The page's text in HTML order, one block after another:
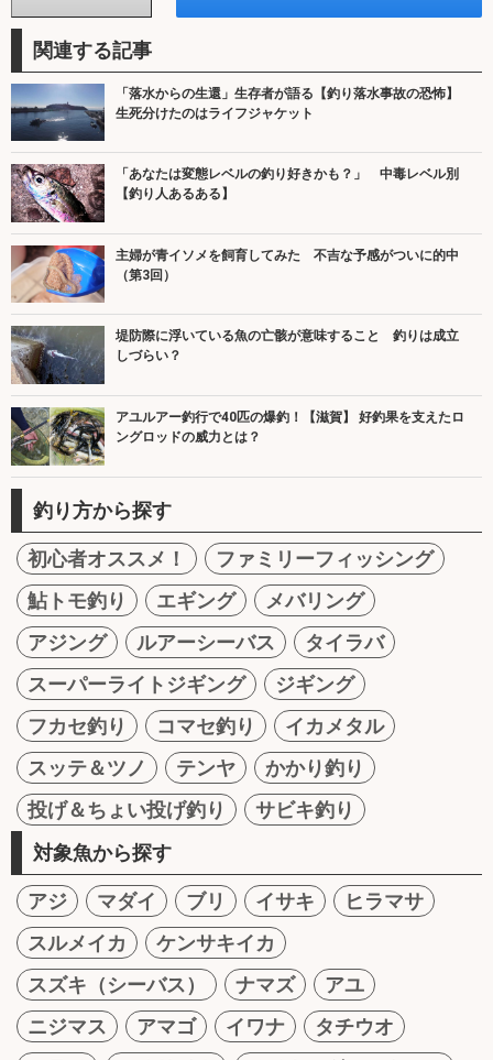
関連する記事
「落水からの生還」生存者が語る【釣り落水事故の恐怖】
生死分けたのはライフジャケット
「あなたは変態レベルの釣り好きかも？」 中毒レベル別
【釣り人あるある】
主婦が青イソメを飼育してみた 不吉な予感がついに的中
（第3回）
堤防際に浮いている魚の亡骸が意味すること 釣りは成立
しづらい？
アユルアー釣行で40匹の爆釣！【滋賀】 好釣果を支えたロ
ングロッドの威力とは？
釣り方から探す
初心者オススメ！
ファミリーフィッシング
鮎トモ釣り
エギング
メバリング
アジング
ルアーシーバス
タイラバ
スーパーライトジギング
ジギング
フカセ釣り
コマセ釣り
イカメタル
スッテ＆ツノ
テンヤ
かかり釣り
投げ＆ちょい投げ釣り
サビキ釣り
対象魚から探す
アジ マダイ ブリ イサキ
ヒラマサ
スルメイカ
ケンサキイカ
スズキ（シーバス）
ナマズ
アユ
ニジマス
アマゴ イワナ
タチウオ